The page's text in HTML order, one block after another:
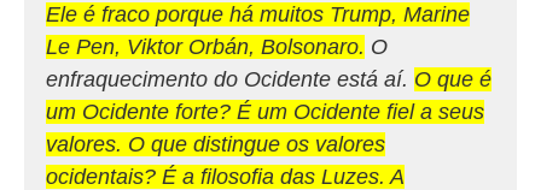
Ele é fraco porque há muitos Trump, Marine
Le Pen, Viktor Orbán, Bolsonaro. O
enfraquecimento do Ocidente está aí. O que é
um Ocidente forte? É um Ocidente fiel a seus
valores. O que distingue os valores
ocidentais? É a filosofia das Luzes. A